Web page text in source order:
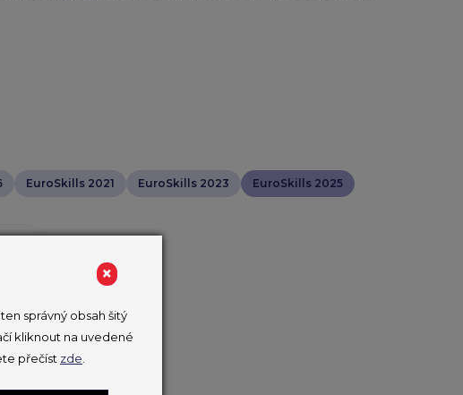
EuroSkills 2021 EuroSkills 2023
EuroSkills 2025
×
správný obsah šitý
kliknout na uvedené
přečíst zde